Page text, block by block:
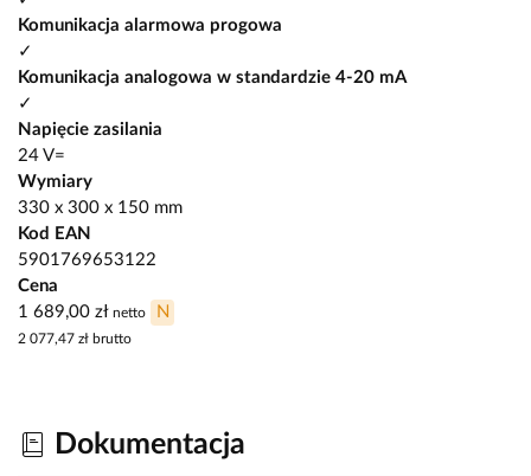
Komunikacja alarmowa progowa
✓
Komunikacja analogowa w standardzie 4-20 mA
✓
Napięcie zasilania
24 V=
Wymiary
330 x 300 x 150 mm
Kod EAN
5901769653122
Cena
1 689,00 zł netto N
2 077,47 zł brutto
Dokumentacja